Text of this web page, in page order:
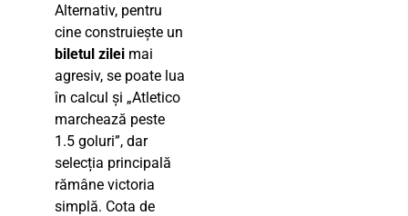
Alternativ, pentru
cine construiește un
biletul zilei mai
agresiv, se poate lua
în calcul și „Atletico
marchează peste
1.5 goluri”, dar
selecția principală
rămâne victoria
simplă. Cota de